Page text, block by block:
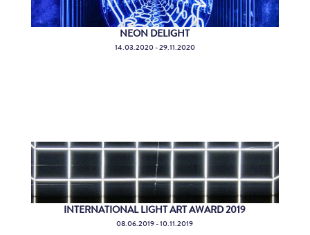
NEON DELIGHT
14.03.2020 - 29.11.2020
INTERNATIONAL LIGHT ART AWARD 2019
08.06.2019 - 10.11.2019